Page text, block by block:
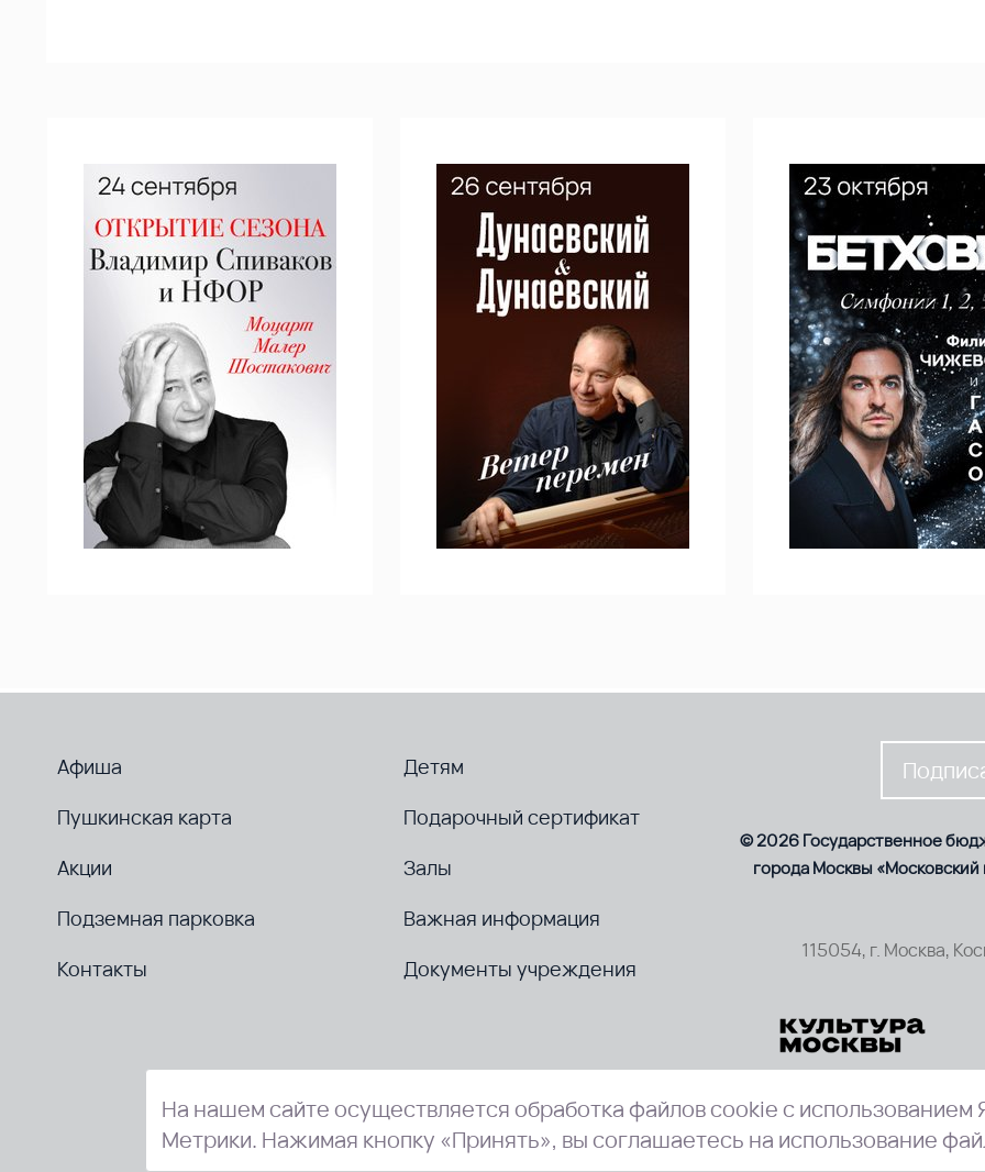
Афиша
Детям
Пушкинская карта
Подарочный сертификат
Акции
Залы
Подземная парковка
Важная информация
Контакты
Документы учреждения
© 2026 Государственное
города Москвы
115054, г. Москва,
На нашем сайте осуществляется обработка файлов cookie с использованием
Метрики. Нажимая кнопку «Принять», вы соглашаетесь на использование